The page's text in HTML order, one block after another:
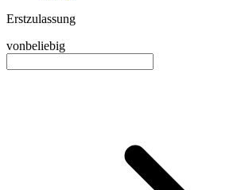
Erstzulassung
vonbeliebig